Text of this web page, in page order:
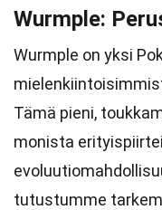
Wurmple:
Wurmple on yksi
Tämä pieni,
monista
tutustumme